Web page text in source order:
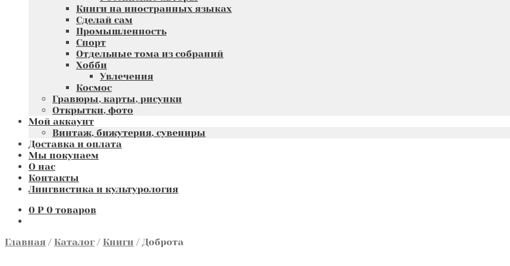
Книги на иностранных языках
Сделай сам
Промышленность
Спорт
Отдельные тома из собраний
Хобби
Увлечения
Космос
Гравюры, карты, рисунки
Открытки, фото
Мой аккаунт
Винтаж, бижутерия, сувениры
Доставка и оплата
Мы покупаем
О нас
Контакты
Лингвистика и культурология
0 ₽ 0 товаров
Главная / Каталог / Книги / Доброта